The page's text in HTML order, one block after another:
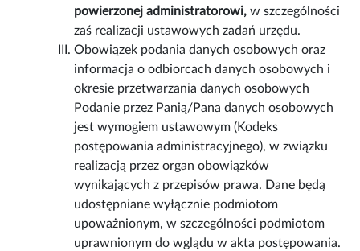
powierzonej administratorowi, w szczególności
zaś realizacji ustawowych zadań urzędu.
Obowiązek podania danych osobowych oraz
informacja o odbiorcach danych osobowych i
okresie przetwarzania danych osobowych
Podanie przez Panią/Pana danych osobowych
jest wymogiem ustawowym (Kodeks
postępowania administracyjnego), w związku
realizacją przez organ obowiązków
wynikających z przepisów prawa. Dane będą
udostępniane wyłącznie podmiotom
upoważnionym, w szczególności podmiotom
uprawnionym do wglądu w akta postępowania.